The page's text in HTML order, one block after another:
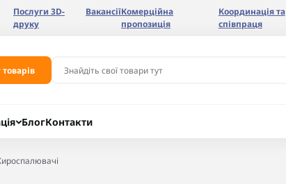
Послуги 3D-
друку
ВакансіїКомерційна
пропозиція
Координація та
співпраця
БлогКонтакти